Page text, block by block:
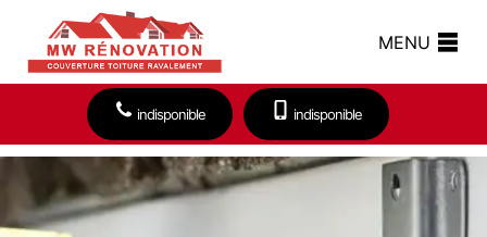
MENU
indisponible indisponible